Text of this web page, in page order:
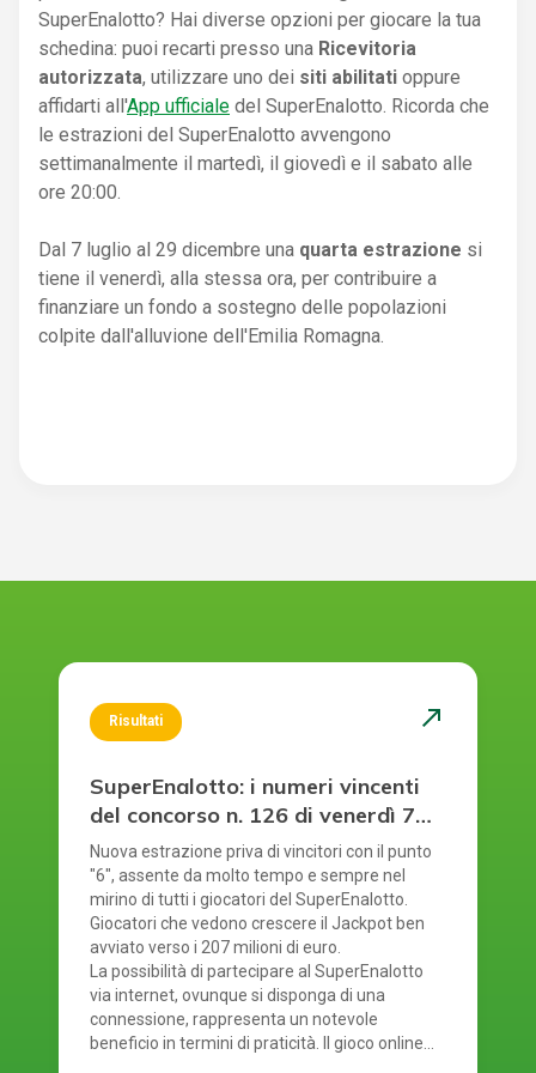
SuperEnalotto? Hai diverse opzioni per giocare la tua
schedina: puoi recarti presso una Ricevitoria
autorizzata, utilizzare uno dei siti abilitati oppure
affidarti all'App ufficiale del SuperEnalotto. Ricorda che
le estrazioni del SuperEnalotto avvengono
settimanalmente il martedì, il giovedì e il sabato alle
ore 20:00.
Dal 7 luglio al 29 dicembre una quarta estrazione si
tiene il venerdì, alla stessa ora, per contribuire a
finanziare un fondo a sostegno delle popolazioni
colpite dall'alluvione dell'Emilia Romagna.
Risultati north_east
SuperEnalotto: i numeri vincenti
del concorso n. 126 di venerdì 7
agosto 2026
Nuova estrazione priva di vincitori con il punto
"6", assente da molto tempo e sempre nel
mirino di tutti i giocatori del SuperEnalotto.
Giocatori che vedono crescere il Jackpot ben
avviato verso i 207 milioni di euro.
La possibilità di partecipare al SuperEnalotto
via internet, ovunque si disponga di una
connessione, rappresenta un notevole
beneficio in termini di praticità. Il gioco online